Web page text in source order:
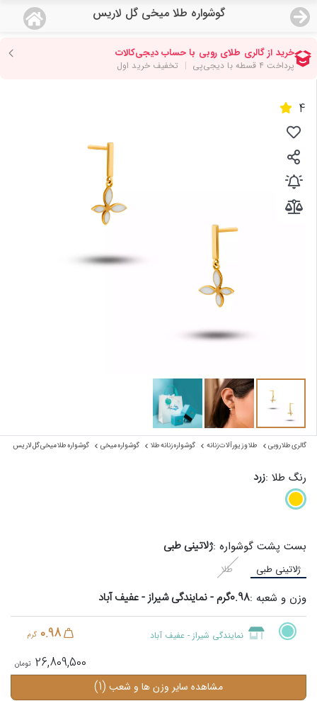
گوشواره طلا میخی گل لاریس
منو
صفحه اصلی
دسته بندی محصولات
نمایندگی ها
مجله روبی
4
گالری طلا روبی طلا و زیورآلات زنانه گوشواره زنانه طلا گوشواره میخی گوشواره طلا میخی گل لاریس
رنگ طلا :زرد
بست پشت گوشواره :ژلاتینی طبی
ژلاتینی طبی طلا
وزن و شعبه :0.98گرم - نمایندگی شیراز - عفیف آباد
نمایندگی شیراز - عفیف آباد 0.98 گرم
26,809,500
مشاهده سایر وزن ها و شعب (1)